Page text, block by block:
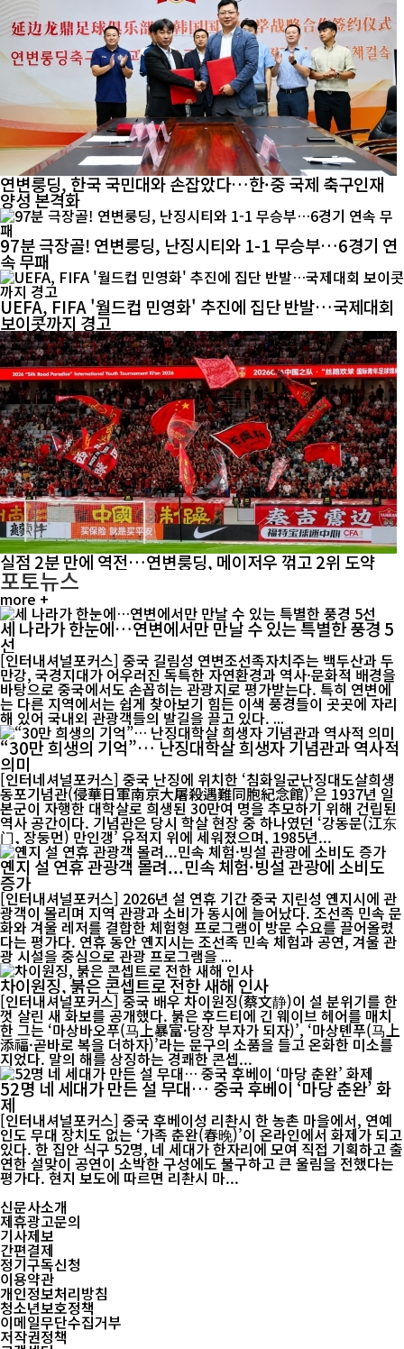
연변룽딩, 한국 국민대와 손잡았다…한·중 국제 축구인재
양성 본격화
97분 극장골! 연변룽딩, 난징시티와 1-1 무승부…6경기 연
속 무패
UEFA, FIFA '월드컵 민영화' 추진에 집단 반발…국제대회
보이콧까지 경고
실점 2분 만에 역전…연변룽딩, 메이저우 꺾고 2위 도약
포토뉴스
more +
세 나라가 한눈에…연변에서만 만날 수 있는 특별한 풍경 5
선
[인터내셔널포커스] 중국 길림성 연변조선족자치주는 백두산과 두
만강, 국경지대가 어우러진 독특한 자연환경과 역사·문화적 배경을
바탕으로 중국에서도 손꼽히는 관광지로 평가받는다. 특히 연변에
는 다른 지역에서는 쉽게 찾아보기 힘든 이색 풍경들이 곳곳에 자리
해 있어 국내외 관광객들의 발길을 끌고 있다. ...
“30만 희생의 기억”… 난징대학살 희생자 기념관과 역사적
의미
[인터네셔널포커스] 중국 난징에 위치한 ‘침화일군난징대도살희생
동포기념관(侵華日軍南京大屠殺遇難同胞紀念館)’은 1937년 일
본군이 자행한 대학살로 희생된 30만여 명을 추모하기 위해 건립된
역사 공간이다. 기념관은 당시 학살 현장 중 하나였던 ‘강동문(江东
门, 장둥먼) 만인갱’ 유적지 위에 세워졌으며, 1985년...
옌지 설 연휴 관광객 몰려...민속 체험·빙설 관광에 소비도
증가
[인터내셔널포커스] 2026년 설 연휴 기간 중국 지린성 옌지시에 관
광객이 몰리며 지역 관광과 소비가 동시에 늘어났다. 조선족 민속 문
화와 겨울 레저를 결합한 체험형 프로그램이 방문 수요를 끌어올렸
다는 평가다. 연휴 동안 옌지시는 조선족 민속 체험과 공연, 겨울 관
광 시설을 중심으로 관광 프로그램을 ...
차이원징, 붉은 콘셉트로 전한 새해 인사
[인터내셔널포커스] 중국 배우 차이원징(蔡文静)이 설 분위기를 한
껏 살린 새 화보를 공개했다. 붉은 후드티에 긴 웨이브 헤어를 매치
한 그는 ‘마상바오푸(马上暴富·당장 부자가 되자)’, ‘마상톈푸(马上
添福·곧바로 복을 더하자)’라는 문구의 소품을 들고 온화한 미소를
지었다. 말의 해를 상징하는 경쾌한 콘셉...
52명 네 세대가 만든 설 무대… 중국 후베이 ‘마당 춘완’ 화
제
[인터내셔널포커스] 중국 후베이성 리촨시 한 농촌 마을에서, 연예
인도 무대 장치도 없는 ‘가족 춘완(春晚)’이 온라인에서 화제가 되고
있다. 한 집안 식구 52명, 네 세대가 한자리에 모여 직접 기획하고 출
연한 설맞이 공연이 소박한 구성에도 불구하고 큰 울림을 전했다는
평가다. 현지 보도에 따르면 리촨시 마...
신문사소개
제휴광고문의
기사제보
간편결제
정기구독신청
이용약관
개인정보처리방침
청소년보호정책
이메일무단수집거부
저작권정책